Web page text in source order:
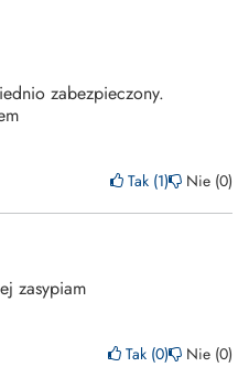
zabezpieczony.
Tak 1 Nie 0
zasypiam
Tak 0 Nie 0